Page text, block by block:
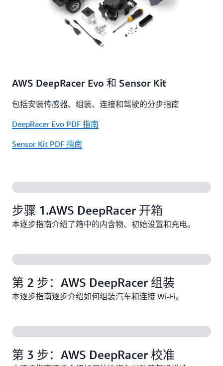
AWS DeepRacer Evo 和 Sensor Kit
包括安装传感器、组装、连接和驾驶的分步指南
DeepRacer Evo PDF 指南
Sensor Kit PDF 指南
步骤 1.AWS DeepRacer 开箱
本逐步指南介绍了箱中的内含物、初始设置和充电。
第 2 步：AWS DeepRacer 组装
本逐步指南逐步介绍如何组装汽车和连接 Wi-Fi。
第 3 步：AWS DeepRacer 校准